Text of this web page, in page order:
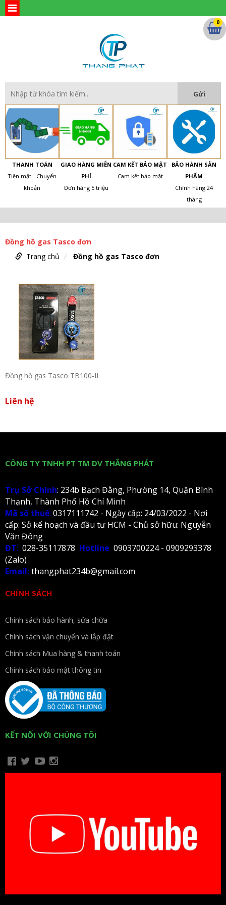
THANH TOÁN
Tiền mặt - Chuyển
khoản
GIAO HÀNG MIỄN
PHÍ
Đơn hàng 5 triệu
CAM KẾT BẢO MẬT
Cam kết bảo mật
BẢO HÀNH SẢN
PHẨM
Chính hãng 24
tháng
0
Đồng hồ gas Tasco đơn
Trang chủ
Đồng hồ gas Tasco đơn
Đồng hồ gas Tasco TB100-II
Liên hệ
CÔNG TY TNHH PT TM DV THẮNG PHÁT
Trụ Sở Chính: 234b Bạch Đằng, Phường 14, Quận Bình
Thạnh, Thành Phố Hồ Chí Minh
Mã số thuế: 0317111742 - Ngày cấp: 24/03/2022 - Nơi
cấp: Sở kế hoạch và đầu tư HCM - Chủ sở hữu: Nguyễn
Văn Đông
ĐT: 028-35117878 Hotline 0903700224 - 0909293378
(Zalo)
Email:thangphat234b@gmail.com
CHÍNH SÁCH
Chính sách bảo hành, sửa chữa
Chính sách vận chuyển và lắp đặt
Chính sách Mua hàng & thanh toán
Chính sách bảo mật thông tin
KẾT NỐI VỚI CHÚNG TÔI